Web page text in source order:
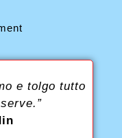
e tolgo tutto